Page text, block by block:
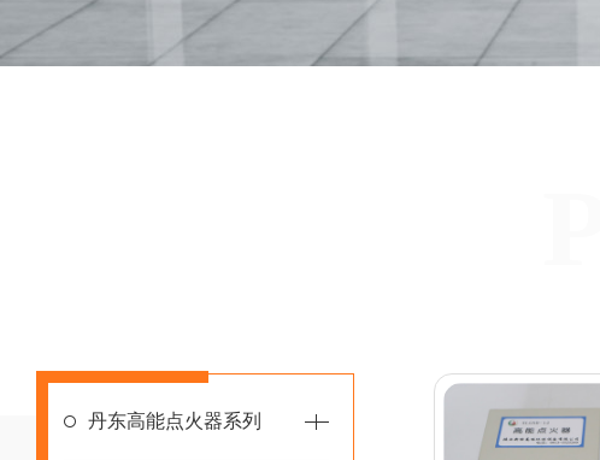
丹东高能点火器系列